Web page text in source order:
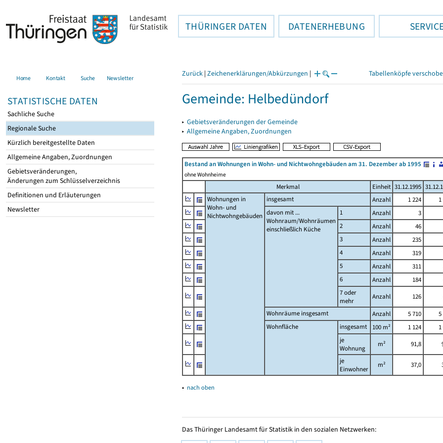
THÜRINGER DATEN DATENERHEBUNG
Home Kontakt Suche Newsletter
STATISTISCHE DATEN
Sachliche Suche
Regionale Suche
Kürzlich bereitgestellte Daten
Allgemeine Angaben, Zuordnungen
Gebietsveränderungen,
Änderungen zum Schlüsselverzeichnis
Definitionen und Erläuterungen
Newsletter
Zurück | Zeichenerklärungen/Abkürzungen | Tabellenköpfe
Gemeinde: Helbedündorf
▸ Gebietsveränderungen der Gemeinde
▸ Allgemeine Angaben, Zuordnungen
Bestand an Wohnungen in Wohn- und Nichtwohngebäuden am 31. Dezember ab 1995
ohne Wohnheime
Merkmal Einheit 31.12.1995
Wohnungen in
Wohn- und
Nichtwohngebäuden
insgesamt Anzahl 1 224
davon mit ...
Wohnraum/Wohnräumen
einschließlich Küche
1 Anzahl 3
2
Anzahl 46
3
Anzahl 235
4
Anzahl 319
5
Anzahl 311
6
Anzahl 184
7 oder
mehr
Anzahl 126
Wohnräume insgesamt
Anzahl 5 710 5
Wohnfläche
insgesamt 100 m² 1 124
je
Wohnung
m² 91,8
je
Einwohner
m² 37,0
▴ nach oben
Das Thüringer Landesamt für Statistik in den sozialen Netzwerken: